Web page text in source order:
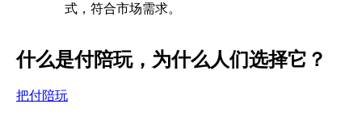
式，符合市场需求。
什么是付陪玩，为什么人们选择它？
把付陪玩